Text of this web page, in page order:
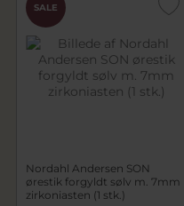
SALE
Nordahl Andersen SON
ørestik forgyldt sølv m. 7mm
zirkoniasten (1 stk.)